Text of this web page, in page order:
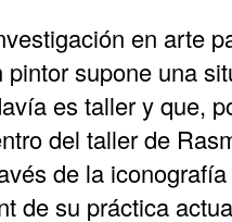
en arte
supone una
es taller y que,
del taller de
de la
de su práctica